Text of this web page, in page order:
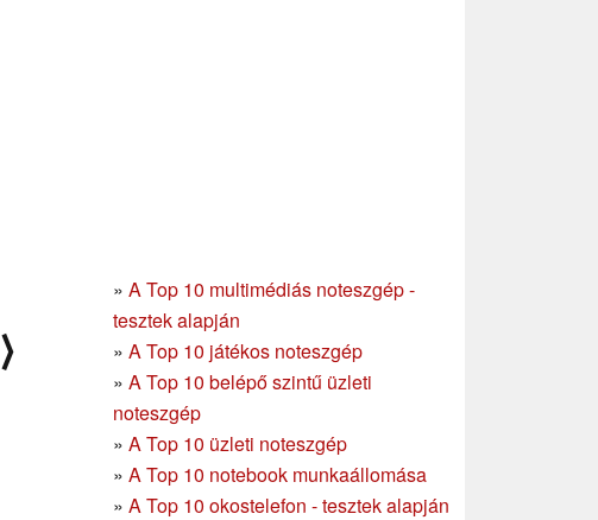
» A Top 10 multimédiás noteszgép -
tesztek alapján
» A Top 10 játékos noteszgép
» A Top 10 belépő szintű üzleti
noteszgép
» A Top 10 üzleti noteszgép
» A Top 10 notebook munkaállomása
» A Top 10 okostelefon - tesztek alapján
⟩